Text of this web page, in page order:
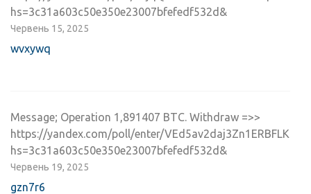
hs=3c31a603c50e350e23007bfefedf532d&
Червень 15, 2025
wvxywq
Message; Operation 1,891407 BTC. Withdraw =>>
https://yandex.com/poll/enter/VEd5av2daj3Zn1ERBFLKSq?
hs=3c31a603c50e350e23007bfefedf532d&
Червень 19, 2025
gzn7r6